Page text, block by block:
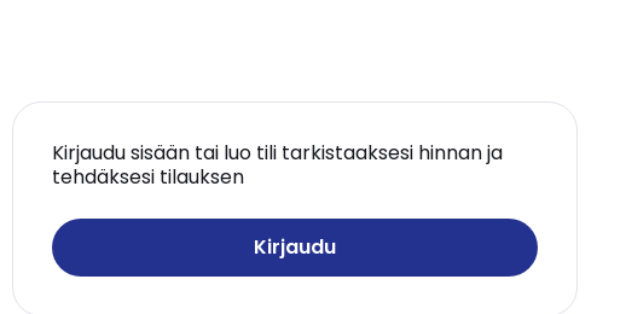
Kirjaudu sisään tai luo tili tarkistaaksesi hinnan ja
tehdäksesi tilauksen
Kirjaudu